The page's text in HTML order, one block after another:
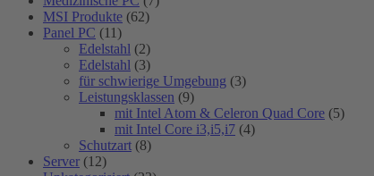
MSI Produkte (62)
Panel PC (11)
Edelstahl (2)
Edelstahl (3)
für schwierige Umgebung (3)
Leistungsklassen (9)
mit Intel Atom & Celeron Quad Core (5)
mit Intel Core i3,i5,i7 (4)
Schutzart (8)
Server (12)